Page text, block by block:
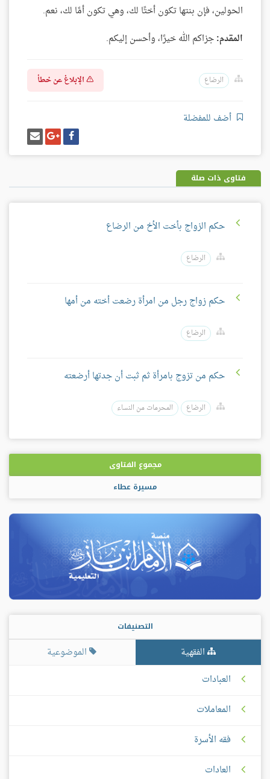
الحولين، فإن بنتها تكون أختًا لك، وهي تكون أمًا لك، نعم.
المقدم:جزاكم الله خيرًا، وأحسن إليكم.
الرضاع الإبلاغ عن خطأ
أضف للمفضلة
شارك
على
فيسبوك
شارك
على
غوغل
بلس
إرسل
إيميل
فتاوى ذات صلة
حكم الزواج بأخت الأخ من الرضاع
الرضاع
حكم زواج رجل من امرأة رضعت أخته من أمها
الرضاع
حكم من تزوج بامرأة ثم ثبت أن جدتها أرضعته
الرضاع المحرمات من النساء
مجموع الفتاوى
مسيرة عطاء
التصنيفات
الفقهية
الموضوعية
العبادات
المعاملات
فقه الأسرة
العادات